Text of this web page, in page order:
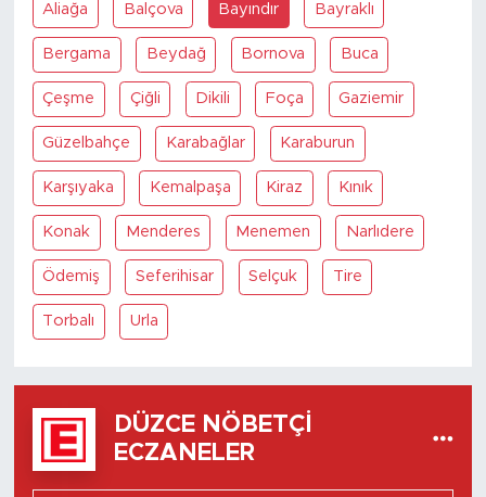
Aliağa Balçova Bayındır Bayraklı
Bergama Beydağ Bornova Buca
Çeşme Çiğli Dikili Foça Gaziemir
Güzelbahçe Karabağlar Karaburun
Karşıyaka Kemalpaşa Kiraz Kınık
Konak Menderes Menemen Narlıdere
Ödemiş Seferihisar Selçuk Tire
Torbalı Urla
DÜZCE NÖBETÇI
ECZANELER